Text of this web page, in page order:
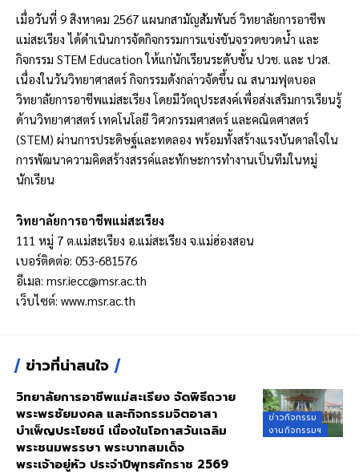
เมื่อวันที่ 9 สิงหาคม 2567 แผนกสามัญสัมพันธ์ วิทยาลัยการอาชีพ
แม่สะเรียง ได้ดำเนินการจัดกิจกรรมการแข่งขันจรวดขวดน้ำ และ
กิจกรรม STEM Education ให้แก่นักเรียนระดับชั้น ปวช. และ ปวส.
เนื่องในวันวิทยาศาสตร์ กิจกรรมดังกล่าวจัดขึ้น ณ สนามฟุตบอล
วิทยาลัยการอาชีพแม่สะเรียง โดยมีวัตถุประสงค์เพื่อส่งเสริมการเรียนรู้
ด้านวิทยาศาสตร์ เทคโนโลยี วิศวกรรมศาสตร์ และคณิตศาสตร์
(STEM) ผ่านการประดิษฐ์และทดลอง พร้อมทั้งสร้างแรงบันดาลใจใน
การพัฒนาความคิดสร้างสรรค์และทักษะการทำงานเป็นทีมในหมู่
นักเรียน
วิทยาลัยการอาชีพแม่สะเรียง
111 หมู่ 7 ต.แม่สะเรียง อ.แม่สะเรียง จ.แม่ฮ่องสอน
เบอร์ติดต่อ: 053-681576
อีเมล: msr.iecc@msr.ac.th
เว็บไซต์: www.msr.ac.th
ข่าวที่น่าสนใจ
ข่าวกิจกรรม
งานกิจกรรมฯ
วิทยาลัยการอาชีพแม่สะเรียง จัดพิธีถวาย
พระพรชัยมงคล และกิจกรรมจิตอาสา
บำเพ็ญประโยชน์ เนื่องในโอกาสวันเฉลิม
พระชนมพรรษา พระบาทสมเด็จ
พระเจ้าอยู่หัว ประจำปีพุทธศักราช 2569